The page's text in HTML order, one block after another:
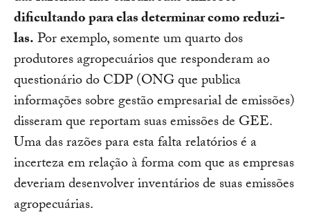
dificultando para elas determinar como reduzi-
las.Por exemplo, somente um quarto dos
produtores agropecuários que responderam ao
questionário do CDP (ONG que publica
informações sobre gestão empresarial de emissões)
disseram que reportam suas emissões de GEE.
Uma das razões para esta falta relatórios é a
incerteza em relação à forma com que as empresas
deveriam desenvolver inventários de suas emissões
agropecuárias.